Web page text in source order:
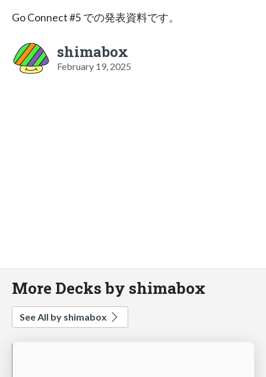
Go Connect #5 での発表資料です。
shimabox
February 19, 2025
More Decks by shimabox
See All by shimabox